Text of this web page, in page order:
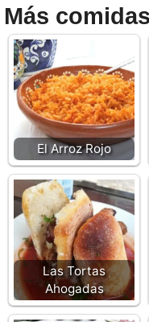
Más
El Arroz Rojo
Las Tortas
Ahogadas